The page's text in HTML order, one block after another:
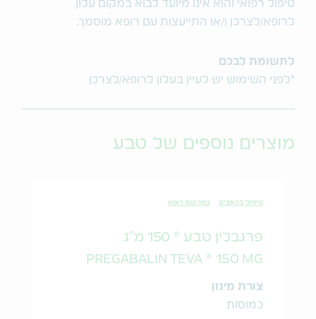
טיפול רפואי והוא אינו מיועד לבוא במקום עלון
לרופא/לצרכן ו/או התייעצות עם רופא מוסמך.
לתשומת לבכם
*לפני השימוש יש לעיין בעלון לרופא/לצרכן
מוצרים נוספים של טבע
טיפול בכאבים במרשם רופא
פרגבלין טבע ® 150 מ"ג
PREGABALIN TEVA ® 150 MG
צורת מינון
כמוסות